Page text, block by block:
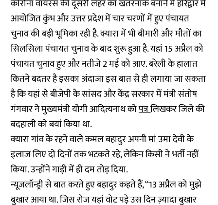
कोरोना वायरस की दूसरी लहर को खतरनाक बनाने में हरिद्वार में
आयोजित कुंभ और उत्तर प्रदेश में चार चरणों में हुए पंचायत
चुनाव की बड़ी भूमिका रही है. क्यारा में भी बीमारी और मौतों का
सिलसिला पंचायत चुनाव के बाद शुरू हुआ है. यहां 15 अप्रैल को
पंचायत चुनाव हुए और नतीजे 2 मई को आए. बरेली के हालात
कितने बदतर है इसका अंदाजा इस बात से ही लगाया जा सकता
है कि यहां से बीजेपी के सांसद और केंद्र सरकार में मंत्री संतोष
गंगवार ने मुख्यमंत्री योगी आदित्यनाथ कोपत्रलिखकर जिले की
बदहाली को बयां किया था.
क्यारा गांव के रहने वाले कमल बहादुर अपनी मां उमा देवी के
इलाज लिए दो दिनों तक भटकते रहे, लेकिन किसी ने भर्ती नहीं
किया. उन्होंने गाड़ी में ही दम तोड़ दिया.
न्यूजलॉन्ड्री से बात करते हुए बहादुर कहते हैं, ‘‘13 अप्रैल को मुझे
बुखार आया था. जिस रोज यहां वोट पड़े उस दिन ज़्यादा बुखार